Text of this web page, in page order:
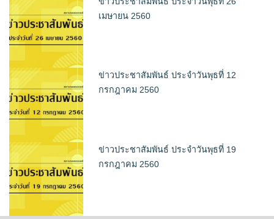
เมษายน 2560
ข่าวประชาสัมพันธ์ ประจำวันพุธที่ 12
กรกฎาคม 2560
ข่าวประชาสัมพันธ์ ประจำวันพุธที่ 19
กรกฎาคม 2560